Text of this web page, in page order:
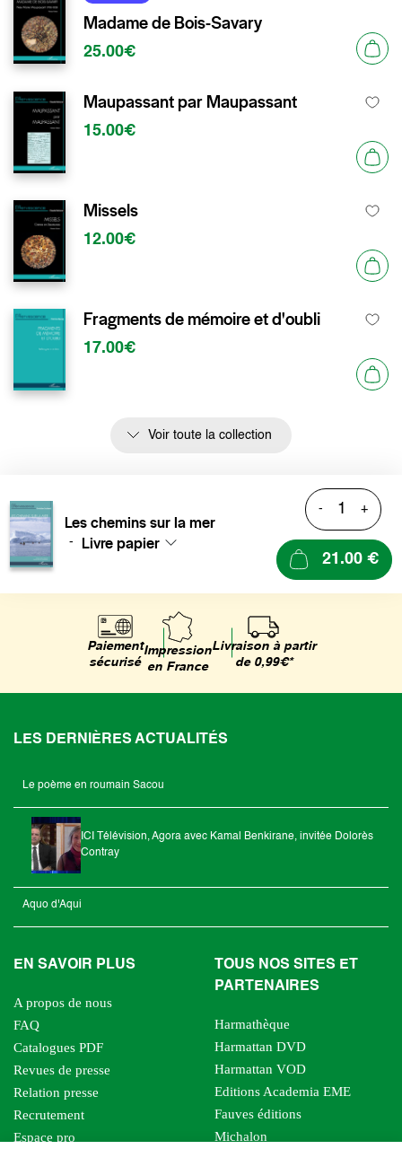
Madame de Bois-Savary
25.00€
Maupassant par Maupassant
15.00€
Missels
12.00€
Fragments de mémoire et d'oubli
17.00€
Voir toute la collection
Les chemins sur la mer
- Livre papier
- +
21.00 €
Paiement
sécurisé
Impression
en France
Livraison à partir
de 0,99€*
LES DERNIÈRES ACTUALITÉS
Le poème en roumain Sacou
ICI Télévision, Agora avec Kamal Benkirane, invitée Dolorès
Contray
Aquo d'Aqui
EN SAVOIR PLUS
A propos de nous
FAQ
Catalogues PDF
Revues de presse
Relation presse
Recrutement
Espace pro
TOUS NOS SITES ET
PARTENAIRES
Harmathèque
Harmattan DVD
Harmattan VOD
Editions Academia EME
Fauves éditions
Michalon